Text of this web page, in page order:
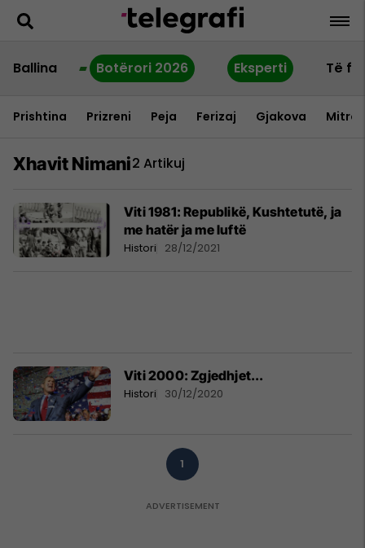
Ballina Botërori 2026 Eksperti Të
Prishtina Prizreni Peja Ferizaj Gjakova
Xhavit Nimani2 Artikuj
Viti 1981: Republikë, Kushtetutë, ja
me hatër ja me luftë
Histori 28/12/2021
Viti 2000: Zgjedhjet...
Histori 30/12/2020
1